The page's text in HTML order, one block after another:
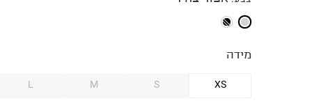
מידה
XS
S
M
L